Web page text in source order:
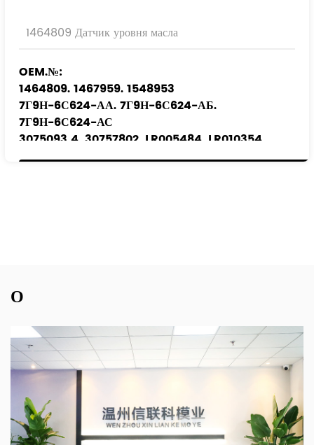
1464809 Датчик уровня масла
OEM.№:
1464809. 1467959. 1548953
7Г9Н-6С624-АА. 7Г9Н-6С624-АБ.
7Г9Н-6С624-АС
3075093 4. 30757802. LR005484. LR010354
О